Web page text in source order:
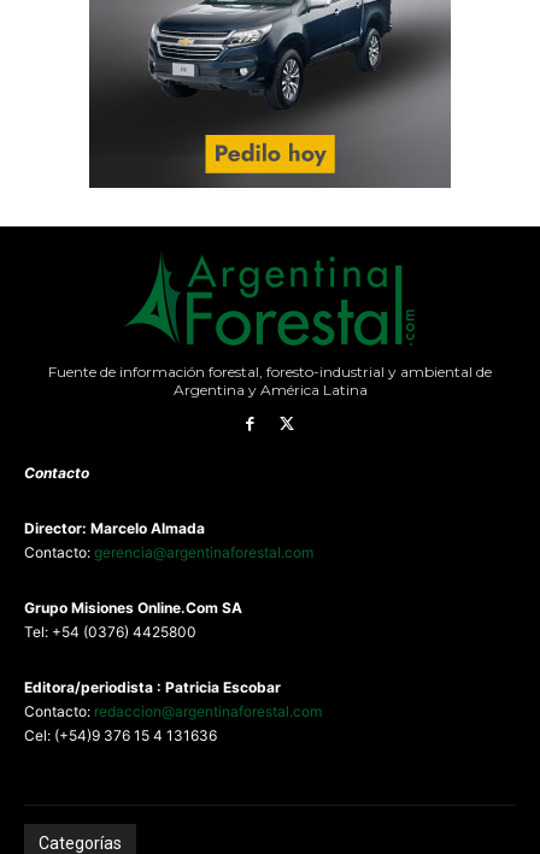
Fuente de información forestal, foresto-industrial y ambiental de
Argentina y América Latina
Contacto
Director: Marcelo Almada
Contacto: gerencia@argentinaforestal.com
Grupo Misiones Online.Com SA
Tel: +54 (0376) 4425800
Editora/periodista : Patricia Escobar
Contacto: redaccion@argentinaforestal.com
Cel: (+54)9 376 15 4 131636
Categorías